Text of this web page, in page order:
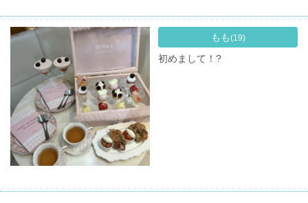
もも(19)
初めまして！?